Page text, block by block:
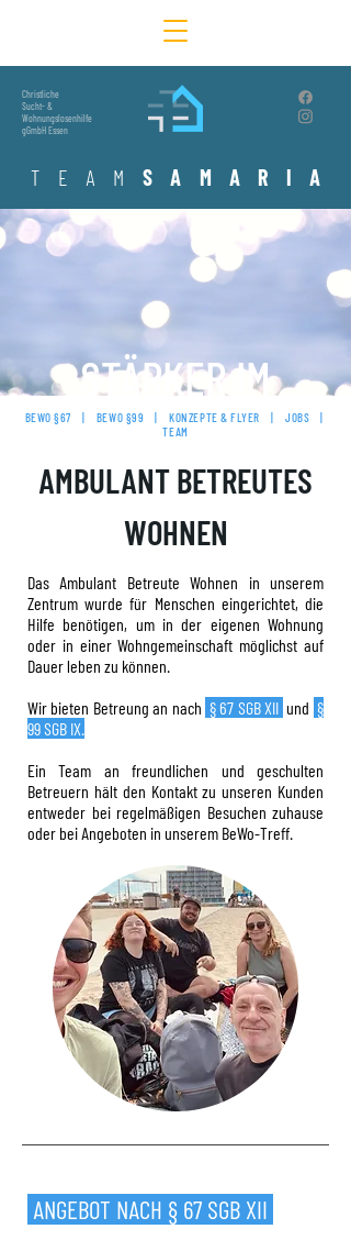
Christliche
Sucht- &
Wohnungslosenhilfe
gGmbH Essen
T E A M SA M A RI A
STÄRKER IM
LEBEN
BEWO §67 | BEWO §99 |KONZEPTE & FLYER | JOBS
|
TEAM
AMBULANT BETREUTES
WOHNEN
Das Ambulant Betreute Wohnen in unserem
Zentrum wurde für Menschen eingerichtet, die
Hilfe benötigen, um in der eigenen Wohnung
oder in einer Wohngemeinschaft möglichst auf
Dauer leben zu können.
Wir bieten Betreung an nach § 67 SGB XII und §
99 SGB IX.
Ein Team an freundlichen und geschulten
Betreuern hält den Kontakt zu unseren Kunden
entweder bei regelmäßigen Besuchen zuhause
oder bei Angeboten in unserem BeWo-Treff.
ANGEBOT NACH § 67 SGB XII